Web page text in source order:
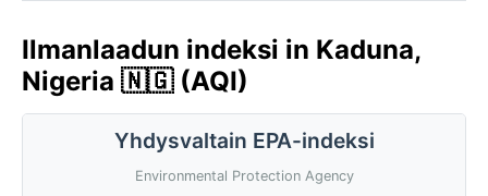
Ilmanlaadun indeksi in Kaduna,
Nigeria 🇳🇬 (AQI)
Yhdysvaltain EPA-indeksi
Environmental Protection Agency